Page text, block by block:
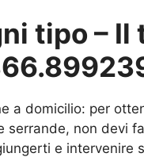
tipo – Il
a domicilio: per
non devi
e intervenire